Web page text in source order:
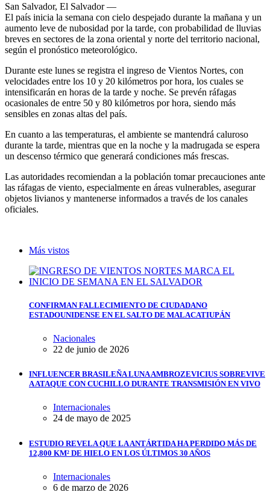
San Salvador, El Salvador —
El país inicia la semana con cielo despejado durante la mañana y un
aumento leve de nubosidad por la tarde, con probabilidad de lluvias
breves en sectores de la zona oriental y norte del territorio nacional,
según el pronóstico meteorológico.
Durante este lunes se registra el ingreso de Vientos Nortes, con
velocidades entre los 10 y 20 kilómetros por hora, los cuales se
intensificarán en horas de la tarde y noche. Se prevén ráfagas
ocasionales de entre 50 y 80 kilómetros por hora, siendo más
sensibles en zonas altas del país.
En cuanto a las temperaturas, el ambiente se mantendrá caluroso
durante la tarde, mientras que en la noche y la madrugada se espera
un descenso térmico que generará condiciones más frescas.
Las autoridades recomiendan a la población tomar precauciones ante
las ráfagas de viento, especialmente en áreas vulnerables, asegurar
objetos livianos y mantenerse informados a través de los canales
oficiales.
Más vistos
CONFIRMAN FALLECIMIENTO DE CIUDADANO
ESTADOUNIDENSE EN EL SALTO DE MALACATIUPÁN
Nacionales
22 de junio de 2026
INFLUENCER BRASILEÑA LUNA AMBROZEVICIUS SOBREVIVE
A ATAQUE CON CUCHILLO DURANTE TRANSMISIÓN EN VIVO
Internacionales
24 de mayo de 2025
ESTUDIO REVELA QUE LA ANTÁRTIDA HA PERDIDO MÁS DE
12,800 KM² DE HIELO EN LOS ÚLTIMOS 30 AÑOS
Internacionales
6 de marzo de 2026